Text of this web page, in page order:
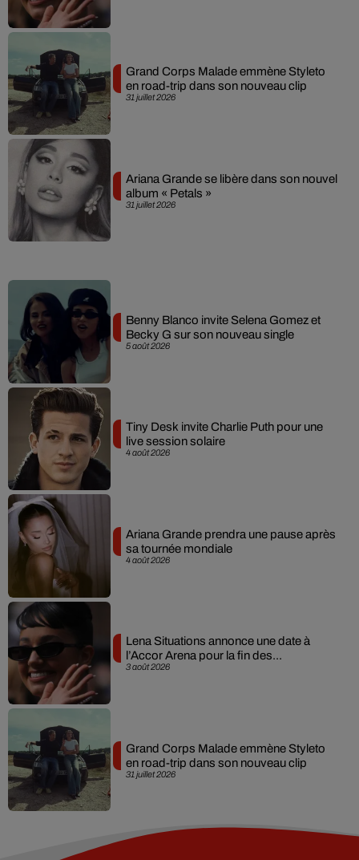
31 juillet 2026
Grand Corps Malade emmène Styleto
en road-trip dans son nouveau clip
31 juillet 2026
Ariana Grande se libère dans son nouvel
album « Petals »
5 août 2026
Benny Blanco invite Selena Gomez et
Becky G sur son nouveau single
4 août 2026
Tiny Desk invite Charlie Puth pour une
live session solaire
4 août 2026
Ariana Grande prendra une pause après
sa tournée mondiale
3 août 2026
Lena Situations annonce une date à
l’Accor Arena pour la fin des...
31 juillet 2026
Grand Corps Malade emmène Styleto
en road-trip dans son nouveau clip